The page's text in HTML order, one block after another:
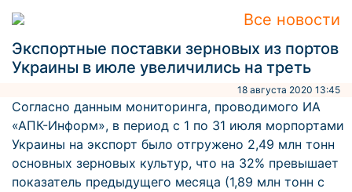
Все новости
Экспортные поставки зерновых из портов
Украины в июле увеличились на треть
18 августа 2020 13:45
Согласно данным мониторинга, проводимого ИА
«АПК-Информ», в период с 1 по 31 июля морпортами
Украины на экспорт было отгружено 2,49 млн тонн
основных зерновых культур, что на 32% превышает
показатель предыдущего месяца (1,89 млн тонн с